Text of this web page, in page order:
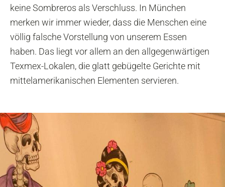
keine Sombreros als Verschluss. In München
merken wir immer wieder, dass die Menschen eine
völlig falsche Vorstellung von unserem Essen
haben. Das liegt vor allem an den allgegenwärtigen
Texmex-Lokalen, die glatt gebügelte Gerichte mit
mittelamerikanischen Elementen servieren.